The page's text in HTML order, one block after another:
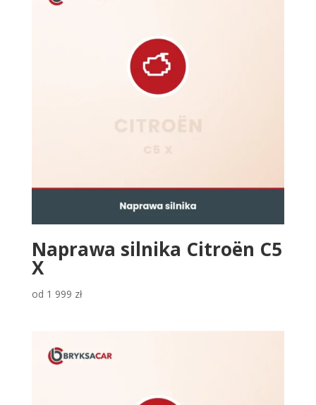
Naprawa silnika Citroën C5
X
od 1 999 zł